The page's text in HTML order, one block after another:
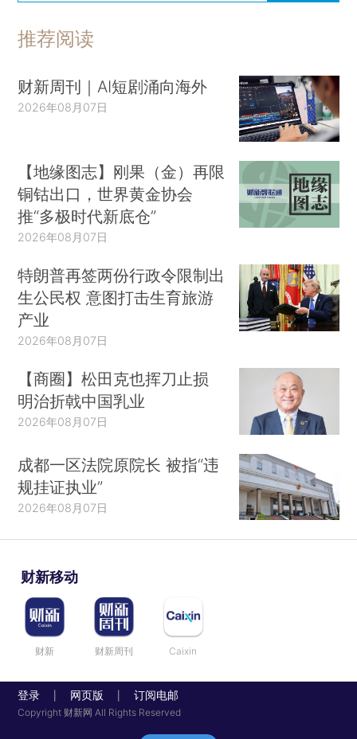
推荐阅读
财新周刊｜AI短剧涌向海外
2026年08月07日
【地缘图志】刚果（金）再限
铜钴出口，世界黄金协会
推“多极时代新底仓”
2026年08月07日
特朗普再签两份行政令限制出
生公民权 意图打击生育旅游
产业
2026年08月07日
【商圈】松田克也挥刀止损
明治折戟中国乳业
2026年08月07日
成都一区法院原院长 被指“违
规挂证执业”
2026年08月07日
财新移动
财新 财新周刊 Caixin
登录 网页版 订阅电邮
Copyright 财新网 All Rights Reserved